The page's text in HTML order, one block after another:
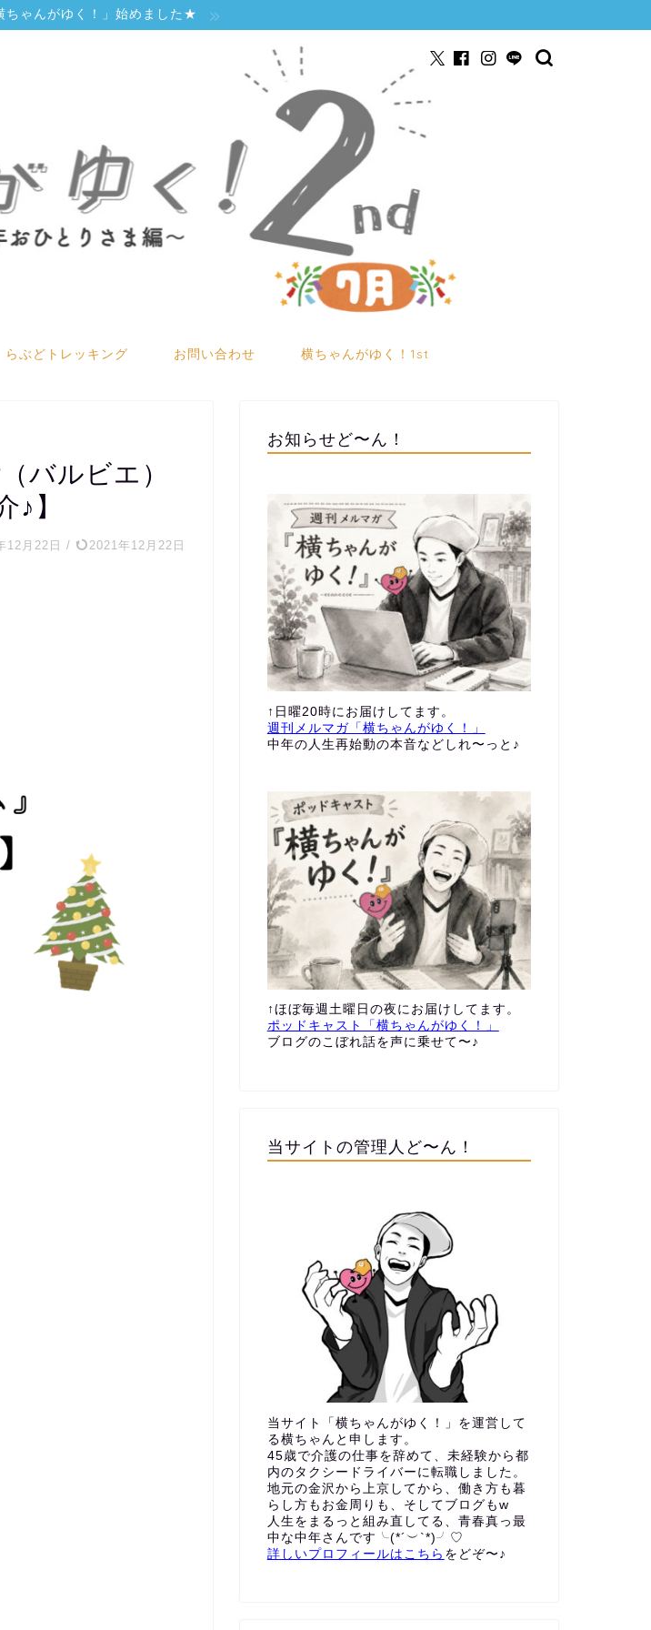
ちゃんがゆく！」始めました★
らぶどトレッキング お問い合わせ 横ちゃんがゆく！1st
バルビエ）
♪】
12月22日 / 2021年12月22日
お知らせど〜ん！
↑日曜20時にお届けしてます。
週刊メルマガ「横ちゃんがゆく！」
中年の人生再始動の本音などしれ〜っと♪
↑ほぼ毎週土曜日の夜にお届けしてます。
ポッドキャスト「横ちゃんがゆく！」
ブログのこぼれ話を声に乗せて〜♪
当サイトの管理人ど〜ん！
当サイト「横ちゃんがゆく！」を運営して
る横ちゃんと申します。
45歳で介護の仕事を辞めて、未経験から都
内のタクシードライバーに転職しました。
地元の金沢から上京してから、働き方も暮
らし方もお金周りも、 そしてブログもw
人生をまるっと組み直してる、青春真っ最
中な中年さんです╰(*´︶`*)╯♡
詳しいプロフィールはこちら をどぞ〜♪